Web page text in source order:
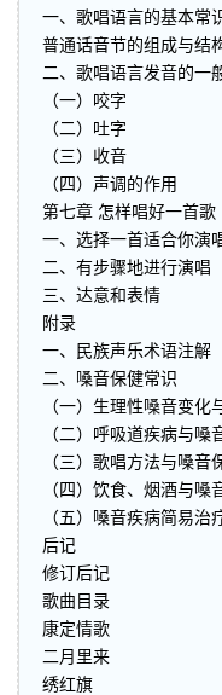
一、歌唱语言的基本常
普通话音节的组成与结
二、歌唱语言发音的一
（一）咬字
（二）吐字
（三）收音
（四）声调的作用
第七章 怎样唱好一首歌
一、选择一首适合你演
二、有步骤地进行演唱
三、达意和表情
附录
一、民族声乐术语注解
二、嗓音保健常识
（一）生理性嗓音变化
（二）呼吸道疾病与嗓
（三）歌唱方法与嗓音
（四）饮食、烟酒与嗓
（五）嗓音疾病简易治
后记
修订后记
歌曲目录
康定情歌
二月里来
绣红旗